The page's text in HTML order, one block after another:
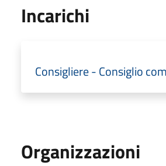
Incarichi
Consigliere - Consiglio
Organizzazioni